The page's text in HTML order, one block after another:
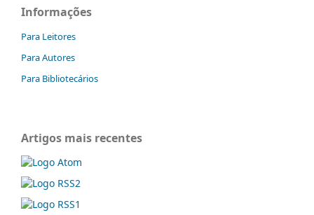
Informações
Para Leitores
Para Autores
Para Bibliotecários
Artigos mais recentes